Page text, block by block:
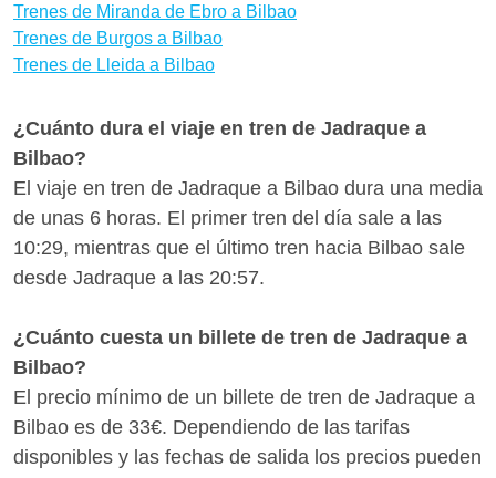
Trenes de Miranda de Ebro a Bilbao
Trenes de Burgos a Bilbao
Trenes de Lleida a Bilbao
¿Cuánto dura el viaje en tren de Jadraque a
Bilbao?
El viaje en tren de Jadraque a Bilbao dura una media
de unas 6 horas. El primer tren del día sale a las
10:29, mientras que el último tren hacia Bilbao sale
desde Jadraque a las 20:57.
¿Cuánto cuesta un billete de tren de Jadraque a
Bilbao?
El precio mínimo de un billete de tren de Jadraque a
Bilbao es de 33€. Dependiendo de las tarifas
disponibles y las fechas de salida los precios pueden